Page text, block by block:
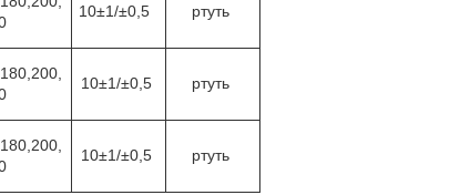
10±1/±0,5 ртуть
10±1/±0,5 ртуть
10±1/±0,5 ртуть